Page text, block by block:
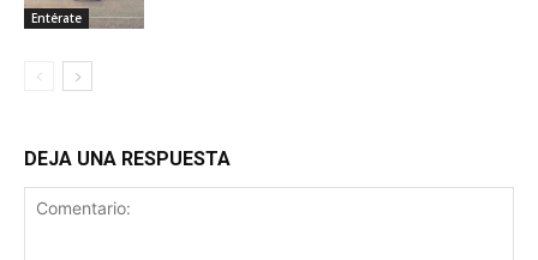
Entérate
DEJA UNA RESPUESTA